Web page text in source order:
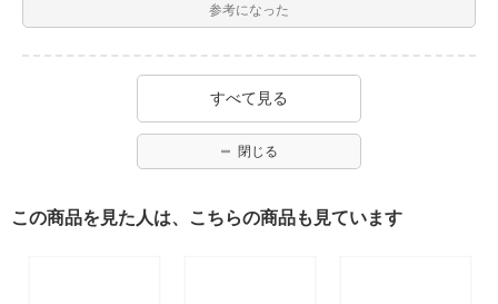
参考になった
すべて見る
閉じる
この商品を見た人は、こちらの商品も見ています